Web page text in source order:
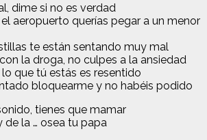
dime si no es verdad
aeropuerto querías pegar a un menor
te están sentando muy mal
la droga, no culpes a la ansiedad
que tú estás es resentido
bloquearme y no habéis podido
tienes que mamar
de la … osea tu papa